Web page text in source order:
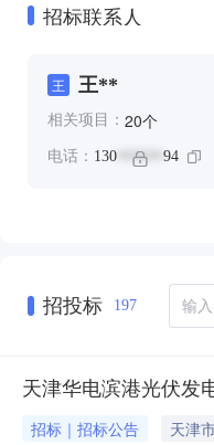
招标联系人
王 王**
相关项目： 20个
电话： 130 ****** 94
招投标 197
天津华电滨港光伏发
招标｜招标公告 天津